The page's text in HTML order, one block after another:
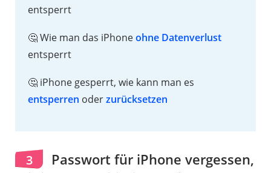
entsperrt
🤔 Wie man das iPhoneohne Datenverlust
entsperrt
🤔 iPhone gesperrt, wie kann man es
entsperren oderzurücksetzen
3
Passwort für iPhone vergessen,